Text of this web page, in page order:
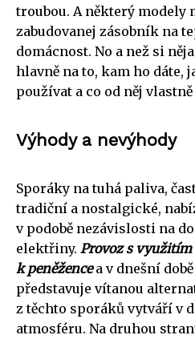
troubou. A některý modely
zabudovanej zásobník na
domácnost. No a než si
hlavně na to, kam ho dáte,
používat a co od něj vlastně
Výhody a nevýhody
Sporáky na tuhá paliva,
tradiční a nostalgické,
v podobě nezávislosti na
elektřiny. Provoz s
k peněžencea v dnešní
představuje vítanou
z těchto sporáků vytváří v
atmosféru. Na druhou